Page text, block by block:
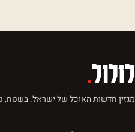
לזלול.
מגזין חדשות האוכל של ישראל. בשטח,